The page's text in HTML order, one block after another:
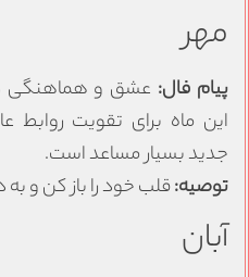
مهر
پیام فال:عشق و هماهنگی
این ماه برای تقویت روابط
جدید بسیار مساعد است.
توصیه:قلب خود را باز کن و به
آبان